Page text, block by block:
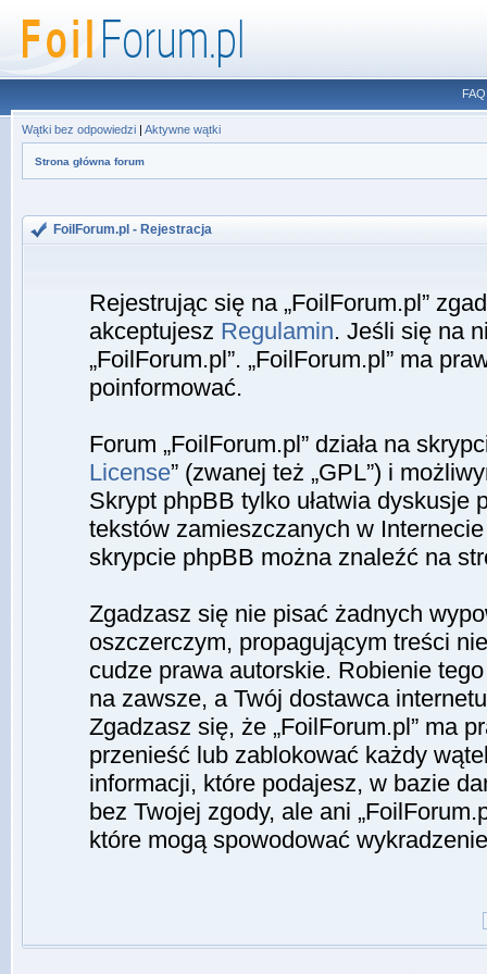
FAQ
Wątki bez odpowiedzi | Aktywne wątki
Strona główna forum
FoilForum.pl - Rejestracja
Rejestrując się na „FoilForum.pl”
akceptujesz Regulamin. Jeśli się na
„FoilForum.pl”. „FoilForum.pl” ma
poinformować.
Forum „FoilForum.pl” działa na
License” (zwanej też „GPL”) i
Skrypt phpBB tylko ułatwia dyskusje
tekstów zamieszczanych w
skrypcie phpBB można znaleźć na
Zgadzasz się nie pisać żadnych
oszczerczym, propagującym treści
cudze prawa autorskie. Robienie
na zawsze, a Twój dostawca
Zgadzasz się, że „FoilForum.pl” ma
przenieść lub zablokować każdy
informacji, które podajesz, w bazie
bez Twojej zgody, ale ani
które mogą spowodować